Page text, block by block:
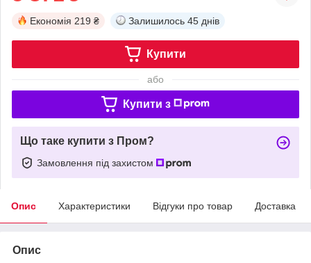
Економія 219 ₴ Залишилось 45 днів
Купити
або
Купити з
Що таке купити з Пром?
Замовлення під захистом
Опис Характеристики Відгуки про товар Доставка
Опис